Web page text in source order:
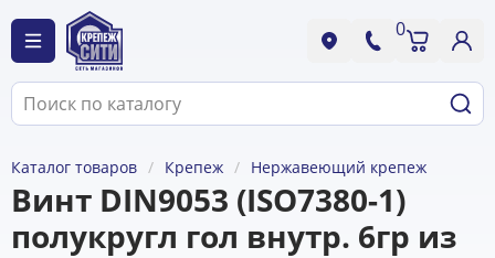
0
Каталог товаров Крепеж Нержавеющий крепеж
Винт DIN9053 (ISO7380-1)
полукругл гол внутр. 6гр из